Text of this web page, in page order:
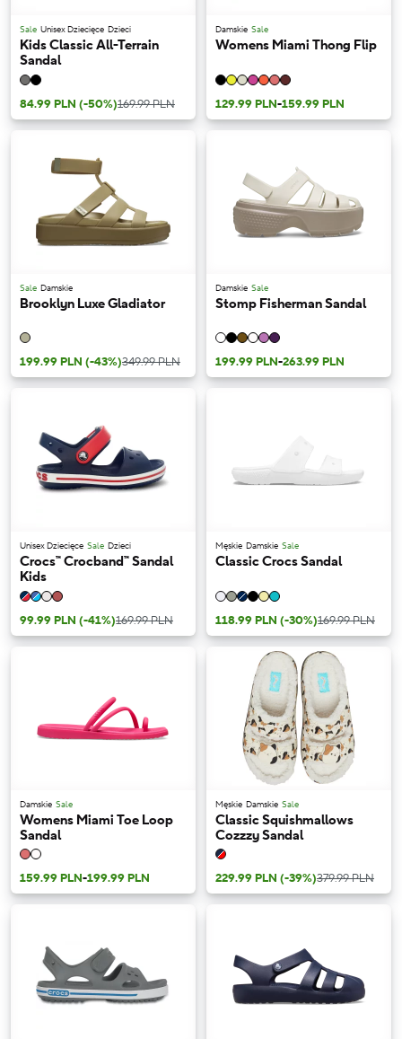
Sale Unisex Dziecięce Dzieci
Kids Classic All-Terrain
Sandal
84.99 PLN (-50%)169.99 PLN
Damskie Sale
Womens Miami Thong Flip
129.99 PLN-159.99 PLN
Sale Damskie
Brooklyn Luxe Gladiator
199.99 PLN (-43%)349.99 PLN
Damskie Sale
Stomp Fisherman Sandal
199.99 PLN-263.99 PLN
Unisex Dziecięce Sale Dzieci
Crocs™ Crocband™ Sandal
Kids
99.99 PLN (-41%)169.99 PLN
Męskie Damskie Sale
Classic Crocs Sandal
118.99 PLN (-30%)169.99 PLN
Damskie Sale
Womens Miami Toe Loop
Sandal
159.99 PLN-199.99 PLN
Męskie Damskie Sale
Classic Squishmallows
Cozzzy Sandal
229.99 PLN (-39%)379.99 PLN